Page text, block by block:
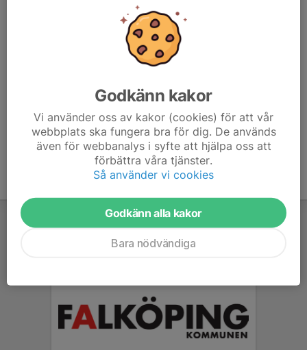
Bakre raden; Halvar Johansson, Stefan Gustafson, Peter Tholse, Andreas
Andersson, Sten-Ove Eriksson. Främre raden; Joakim Halvarsson, David
Ottosson, Kalle Nordén, Matias Hillestrand, Christian Nilsson
Segerbilden och några till
Godkänn kakor
Vi använder oss av kakor (cookies) för att vår
webbplats ska fungera bra för dig. De används
även för webbanalys i syfte att hjälpa oss att
förbättra våra tjänster.
Så använder vi cookies
Godkänn alla kakor
Bara nödvändiga